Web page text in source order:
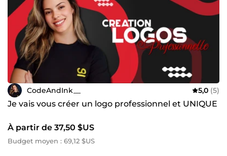
👉 Contactez-moi en cliquant sur le bouton blanc
"Contacter le vendeur". Nous discuterons de vos objectifs
et déterminerons la meilleure façon de les atteindre ! À
tout de suite.
🎯 Graphiste et Traductrice Trilingue 🎯
CodeAndInk__ 5,0 (5)
Je vais vous créer un logo professionnel et UNIQUE
À partir de 37,50 $US
Budget moyen : 69,12 $US